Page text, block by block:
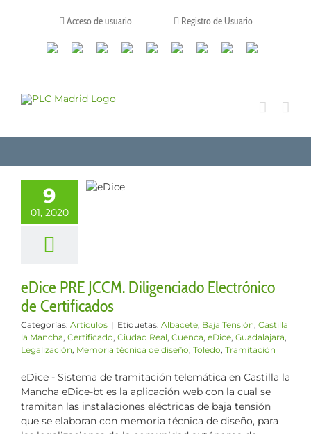
Acceso de usuario Registro de Usuario
CanalesLinkedinYoutubeTiktokFacebookInstagram
X TwitchContacto
9
01, 2020
PRE JCCM.
de
eDice PRE JCCM. Diligenciado Electrónico
de Certificados
Categorías: Artículos | Etiquetas: Albacete, Baja Tensión, Castilla
la Mancha, Certificado, Ciudad Real, Cuenca, eDice, Guadalajara,
Legalización, Memoria técnica de diseño, Toledo, Tramitación
eDice - Sistema de tramitación telemática en Castilla la
Mancha eDice-bt es la aplicación web con la cual se
tramitan las instalaciones eléctricas de baja tensión
que se elaboran con memoria técnica de diseño, para